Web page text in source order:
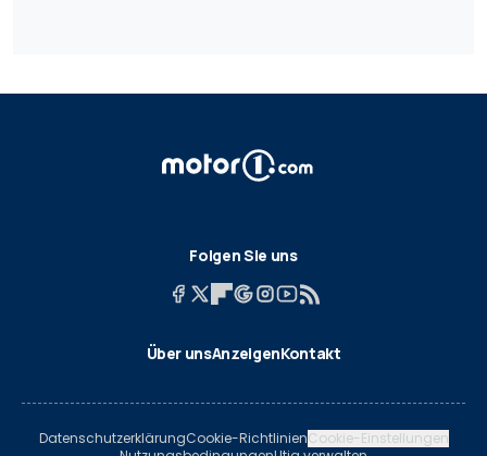
Folgen Sie uns
Über unsAnzeigenKontakt
DatenschutzerklärungCookie-RichtlinienCookie-Einstellungen